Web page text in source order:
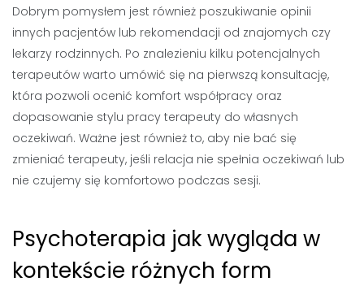
Dobrym pomysłem jest również poszukiwanie opinii
innych pacjentów lub rekomendacji od znajomych czy
lekarzy rodzinnych. Po znalezieniu kilku potencjalnych
terapeutów warto umówić się na pierwszą konsultację,
która pozwoli ocenić komfort współpracy oraz
dopasowanie stylu pracy terapeuty do własnych
oczekiwań. Ważne jest również to, aby nie bać się
zmieniać terapeuty, jeśli relacja nie spełnia oczekiwań lub
nie czujemy się komfortowo podczas sesji.
Psychoterapia jak wygląda w
kontekście różnych form